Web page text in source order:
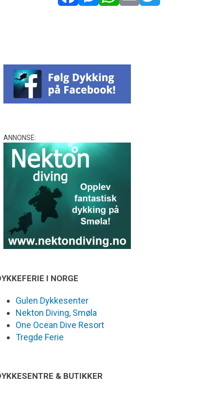
ANNONSE:
I NORGE
Gulen Dykkesenter
Nekton Diving, Smøla
One Ocean Dive Resort
Tregde Ferie
& BUTIKKER